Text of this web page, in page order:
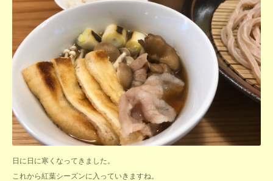
日に日に寒くなってきました。
これから紅葉シーズンに入っていきますね。